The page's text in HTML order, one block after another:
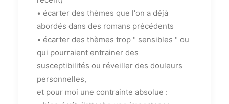
• écarter des thèmes que l'on a déjà
abordés dans des romans précédents
• écarter des thèmes trop " sensibles " ou
qui pourraient entrainer des
susceptibilités ou réveiller des douleurs
personnelles,
et pour moi une contrainte absolue :